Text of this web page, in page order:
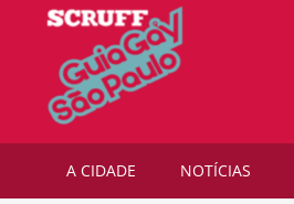
A CIDADE NOTÍCIAS